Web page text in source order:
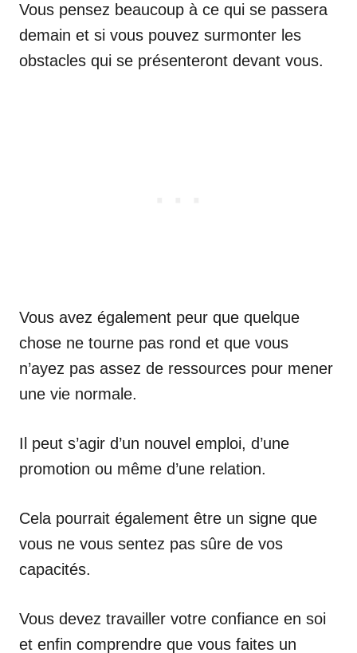
Vous pensez beaucoup à ce qui se passera
demain et si vous pouvez surmonter les
obstacles qui se présenteront devant vous.
Vous avez également peur que quelque
chose ne tourne pas rond et que vous
n’ayez pas assez de ressources pour mener
une vie normale.
Il peut s’agir d’un nouvel emploi, d’une
promotion ou même d’une relation.
Cela pourrait également être un signe que
vous ne vous sentez pas sûre de vos
capacités.
Vous devez travailler votre confiance en soi
et enfin comprendre que vous faites un